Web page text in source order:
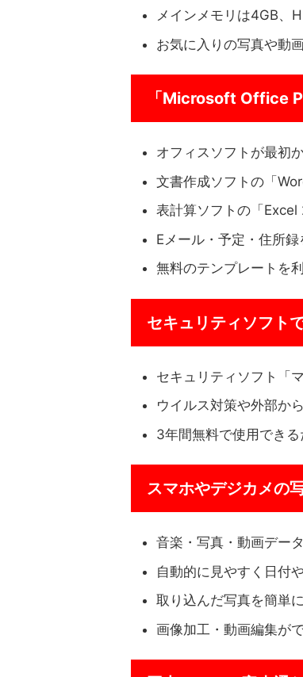
メインメモリは4GB、
お気に入りの写真や動
「Microsoft Office
オフィスソフトが最初
文書作成ソフトの「
表計算ソフトの「Excel
Eメール・予定・住所
無料のテンプレートを
セキュリティソフト
セキュリティソフト「
ウイルス対策や外部か
3年間無料で使用でき
スマホやデジカメの
音楽・写真・動画デー
自動的に見やすく日付
取り込んだ写真を簡単
画像加工・動画編集が